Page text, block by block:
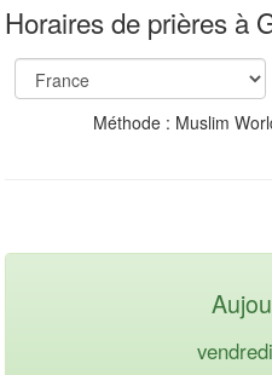
Horaires de prières à
Méthode : Muslim